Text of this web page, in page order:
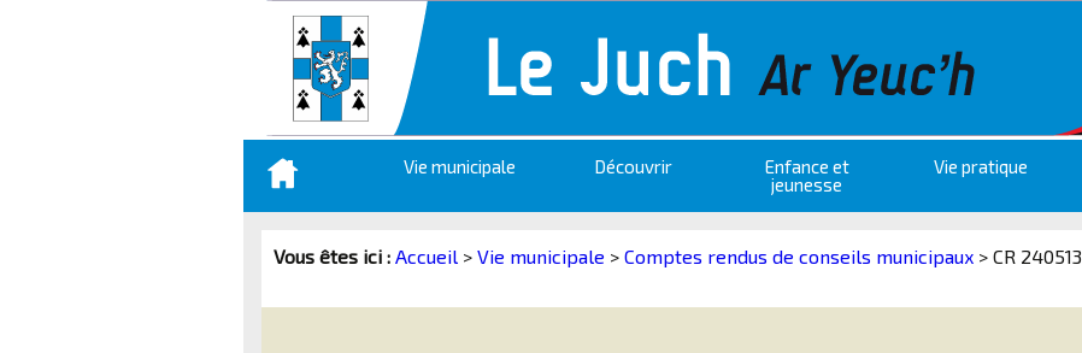
Aller
contenu
Vie municipale Découvrir
Enfance et
jeunesse
Vie pratique
Vous êtes ici : Accueil> Vie municipale > Comptes rendus de conseils municipaux> CR 240513